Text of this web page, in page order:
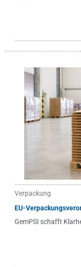
Verpackung
EU-
GemPSI schafft